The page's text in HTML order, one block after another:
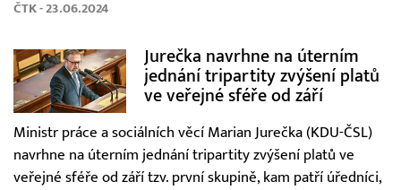
ČTK - 23.06.2024
Jurečka navrhne na úterním
jednání tripartity zvýšení platů
ve veřejné sféře od září
Ministr práce a sociálních věcí Marian Jurečka (KDU-ČSL)
navrhne na úterním jednání tripartity zvýšení platů ve
veřejné sféře od září tzv. první skupině, kam patří úředníci,